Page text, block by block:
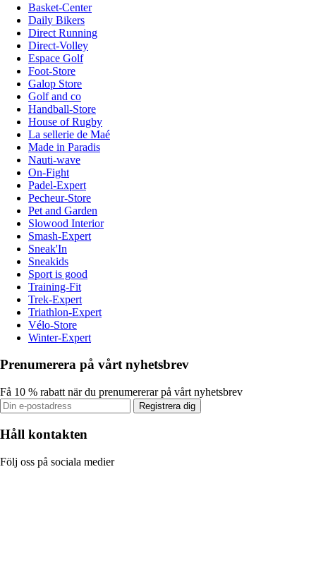
Basket-Center
Daily Bikers
Direct Running
Direct-Volley
Espace Golf
Foot-Store
Galop Store
Golf and co
Handball-Store
House of Rugby
La sellerie de Maé
Made in Paradis
Nauti-wave
On-Fight
Padel-Expert
Pecheur-Store
Pet and Garden
Slowood Interior
Smash-Expert
Sneak'In
Sneakids
Sport is good
Training-Fit
Trek-Expert
Triathlon-Expert
Vélo-Store
Winter-Expert
Prenumerera på vårt nyhetsbrev
Få 10 % rabatt när du prenumererar på vårt nyhetsbrev
Registrera dig
Håll kontakten
Följ oss på sociala medier